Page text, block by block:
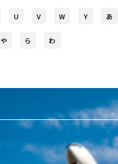
U V W Y あ
や ら わ